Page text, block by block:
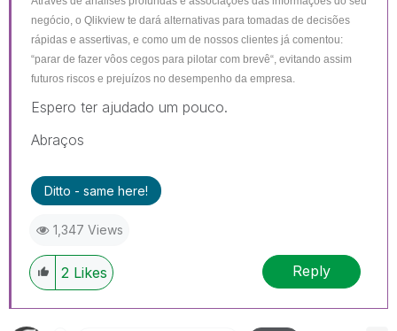
negócio, o Qlikview te dará alternativas para tomadas de decisões
rápidas e assertivas, e como um de nossos clientes já comentou:
“parar de fazer vôos cegos para pilotar com brevê“, evitando assim
futuros riscos e prejuízos no desempenho da empresa.
Espero ter ajudado um pouco.
Abraços
Ditto - same here!
1,347 Views
2 Likes Reply